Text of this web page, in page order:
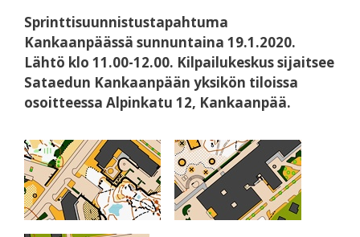
Sprinttisuunnistustapahtuma
Kankaanpäässä sunnuntaina 19.1.2020.
Lähtö klo 11.00-12.00. Kilpailukeskus sijaitsee
Sataedun Kankaanpään yksikön tiloissa
osoitteessa Alpinkatu 12, Kankaanpää.